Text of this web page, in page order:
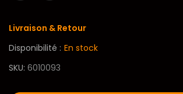
Livraison & Retour
Disponibilité : En stock
SKU 6010093